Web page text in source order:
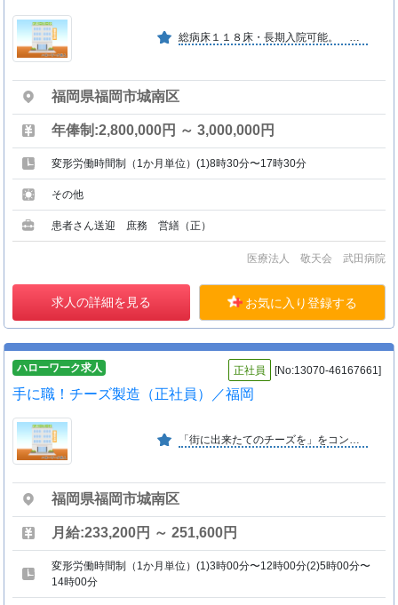
総病床１１８床・長期入院可能。 地域密着の医療・看護を目指しています。
福岡県福岡市城南区
年俸制:2,800,000円 ～ 3,000,000円
変形労働時間制（1か月単位）(1)8時30分〜17時30分
その他
患者さん送迎 庶務 営繕（正）
医療法人 敬天会 武田病院
求人の詳細を見る お気に入り登録する
ハローワーク求人 正社員 [No:13070-46167661]
手に職！チーズ製造（正社員）／福岡
福岡県福岡市城南区
月給:233,200円 ～ 251,600円
変形労働時間制（1か月単位）(1)3時00分〜12時00分(2)5時00分〜
14時00分